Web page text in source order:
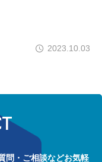
2023.10.03
問・ご相談などお気軽